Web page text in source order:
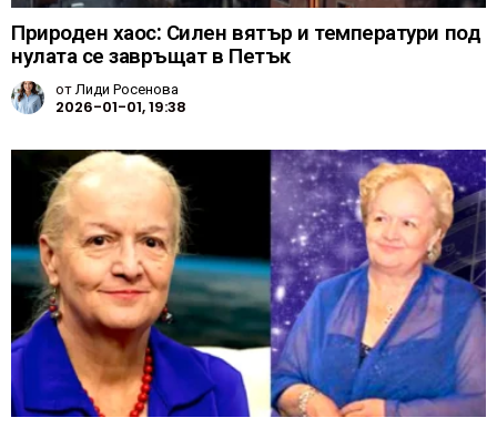
Природен хаос: Силен вятър и температури под
нулата се завръщат в Петък
отЛиди Росенова
2026-01-01, 19:38